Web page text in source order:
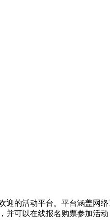
的活动平台。平台涵盖网
可以在线报名购票参加活